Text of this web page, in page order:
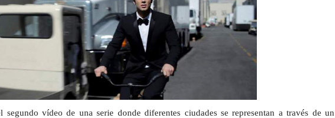
segundo vídeo de una serie donde diferentes ciudades se representan a través de un